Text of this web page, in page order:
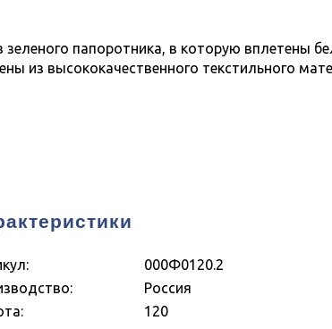
папоротника, в которую вплетены
из высококачественного текстильного
000Ф0120.2
Россия
120